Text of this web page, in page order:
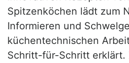
Spitzenköchen lädt zum
Informieren und
küchentechnischen
Schritt-für-Schritt erklärt.